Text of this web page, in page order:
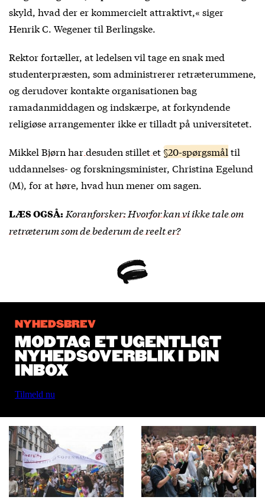
skyld, hvad der er kommercielt attraktivt,« siger
Henrik C. Wegener til Berlingske.
Rektor fortæller, at ledelsen vil tage en snak med
studenterpræsten, som administrerer retræterummene,
og derudover kontakte organisationen bag
ramadanmiddagen og indskærpe, at forkyndende
religiøse arrangementer ikke er tilladt på universitetet.
Mikkel Bjørn har desuden stillet et§20-spørgsmål til
uddannelses- og forskningsminister, Christina Egelund
(M), for at høre, hvad hun mener om sagen.
LÆS OGSÅ: Koranforsker: Hvorfor kan vi ikke tale om
retræterum som de bederum de reelt er?
NYHEDSBREV
MODTAG ET UGENTLIGT
NYHEDSOVERBLIK I DIN
INBOX
Tilmeld nu